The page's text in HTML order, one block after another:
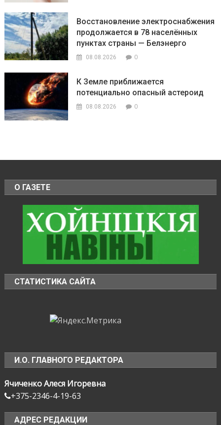
Восстановление электроснабжения
продолжается в 78 населённых
пунктах страны — Белэнерго
08.08.2026 0
К Земле приближается
потенциально опасный астероид
08.08.2026 0
О ГАЗЕТЕ
СТАТИСТИКА САЙТА
И.О. ГЛАВНОГО РЕДАКТОРА
Ячиченко Алеся Игоревна
+375-2346-4-19-63
АДРЕС РЕДАКЦИИ